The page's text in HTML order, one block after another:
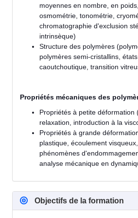
moyennes en nombre, en
osmométrie, tonométrie,
chromatographie d'exclusion
intrinsèque)
Structure des polymères
polymères semi-cristallins,
caoutchoutique, transition
Propriétés mécaniques des
Propriétés à petite déformation
relaxation, introduction à la
Propriétés à grande
plastique, écoulement
phénomènes
analyse mécanique en
Objectifs de la formation